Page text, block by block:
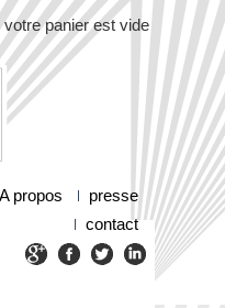
votre panier est vide
A propos
presse
contact